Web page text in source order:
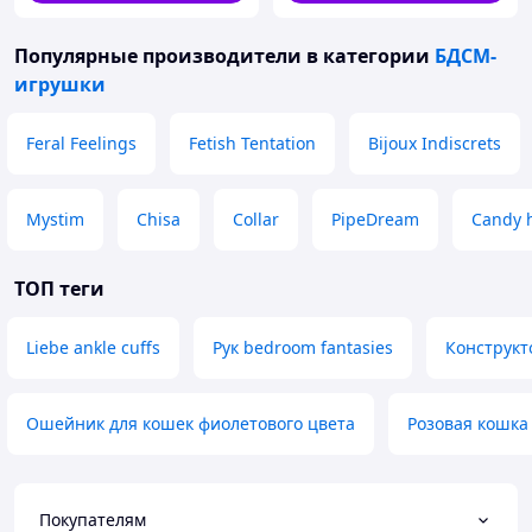
Популярные производители в категории БДСМ-
игрушки
Feral Feelings Fetish Tentation Bijoux Indiscrets
Mystim Chisa Collar PipeDream Candy
ТОП теги
Liebe ankle cuffs Рук bedroom fantasies
Ошейник для кошек фиолетового цвета Розовая
Покупателям